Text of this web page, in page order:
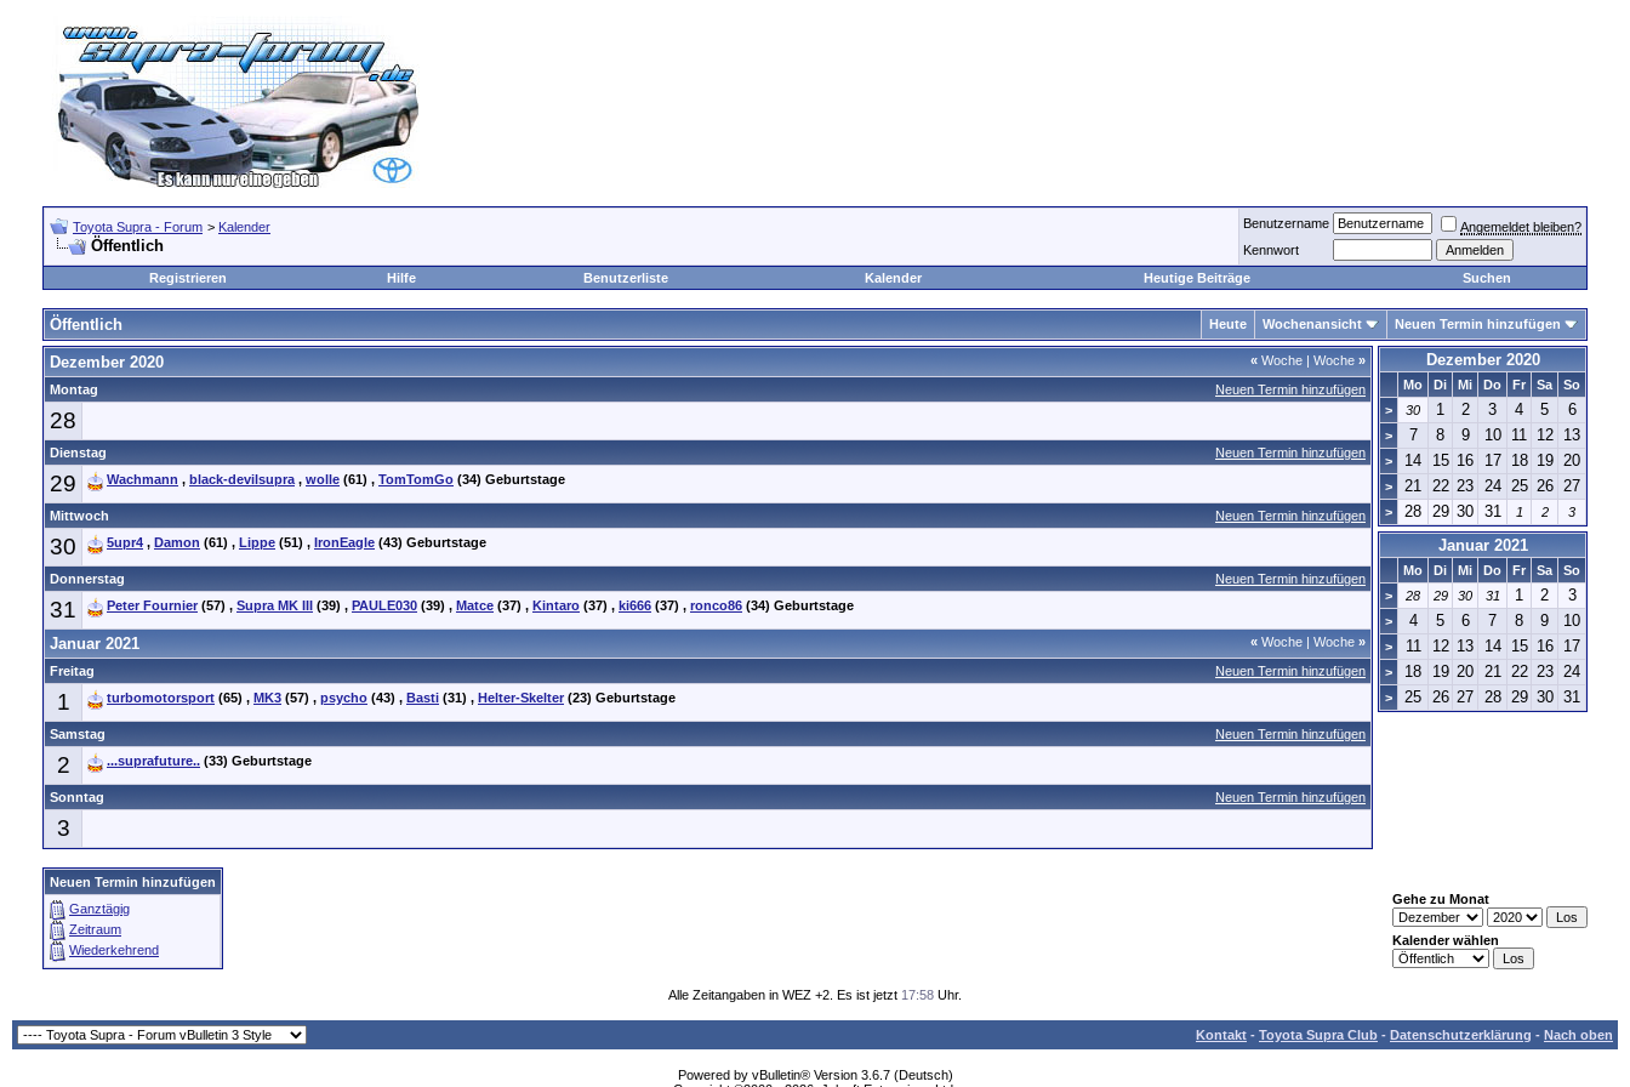
Toyota Supra - Forum > Kalender
Öffentlich
Benutzername
Angemeldet bleiben?
Kennwort
Registrieren
Hilfe Benutzerliste Kalender Heutige Beiträge Suchen
Öffentlich Heute Wochenansicht Neuen Termin hinzufügen
« Woche | Woche »
Dezember 2020
Neuen Termin hinzufügen
Montag
28
Neuen Termin hinzufügen
Dienstag
29 Wachmann , black-devilsupra , wolle (61) , TomTomGo (34) Geburtstage
Neuen Termin hinzufügen
Mittwoch
30 5upr4 , Damon (61) , Lippe (51) , IronEagle (43) Geburtstage
Neuen Termin hinzufügen
Donnerstag
31 Peter Fournier (57) , Supra MK III (39) , PAULE030 (39) , Matce (37) , Kintaro (37) , ki666 (37) , ronco86 (34) Geburtstage
« Woche | Woche »
Januar 2021
Neuen Termin hinzufügen
Freitag
1 turbomotorsport (65) , MK3 (57) , psycho (43) , Basti (31) , Helter-Skelter (23) Geburtstage
Neuen Termin hinzufügen
Samstag
2 ...suprafuture.. (33) Geburtstage
Neuen Termin hinzufügen
Sonntag
3
Dezember 2020
Mo Di Mi Do Fr Sa
So
>
30 1 2 3 4 5 6
> 7 8 9 10 11 12 13
> 14 15 16 17 18 19 20
> 21 22 23 24 25 26 27
> 28 29 30 31 1 2 3
Januar 2021
Mo Di Mi Do Fr Sa
So
>
28 29 30 31 1 2 3
> 4 5 6 7 8 9 10
> 11 12 13 14 15 16 17
> 18 19 20 21 22 23 24
> 25 26 27 28 29 30 31
Neuen Termin hinzufügen
Ganztägig
Zeitraum
Wiederkehrend
Gehe zu Monat
Kalender wählen
Alle Zeitangaben in WEZ +2. Es ist jetzt 17:58 Uhr.
Kontakt - Toyota Supra Club - Datenschutzerklärung - Nach oben
Powered by vBulletin® Version 3.6.7 (Deutsch)